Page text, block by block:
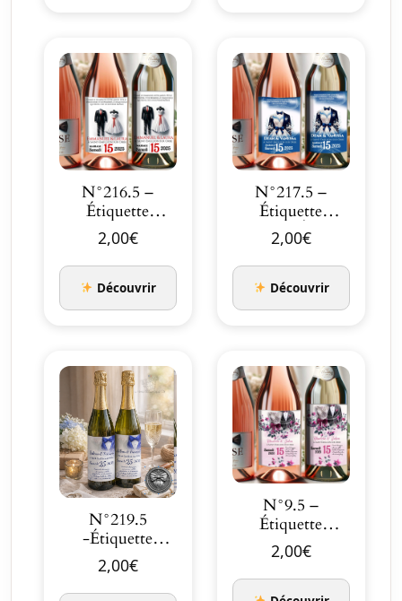
N°216.5 –
Étiquette
bouteille Duo
d’Amour …
2,00€
Découvrir
N°217.5 –
Étiquette
bouteille Éclat et
Délicates…
2,00€
Découvrir
N°219.5
-Étiquette
bouteille Fusion
des Cœurs en
bleu …
2,00€
N°9.5 –
Étiquette
bouteille S’aimer
en Fuc…
2,00€